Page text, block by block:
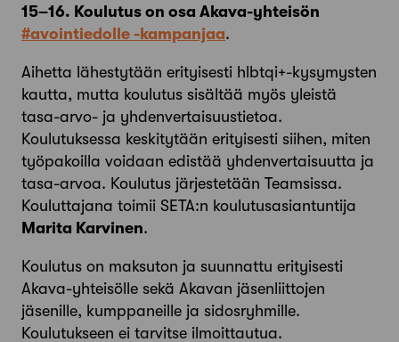
15–16. Koulutus on osa Akava-yhteisön
#avointiedolle -kampanjaa.
Aihetta lähestytään erityisesti hlbtqi+-kysymysten
kautta, mutta koulutus sisältää myös yleistä
tasa-arvo- ja yhdenvertaisuustietoa.
Koulutuksessa keskitytään erityisesti siihen, miten
työpakoilla voidaan edistää yhdenvertaisuutta ja
tasa-arvoa. Koulutus järjestetään Teamsissa.
Kouluttajana toimii SETA:n koulutusasiantuntija
Marita Karvinen.
Koulutus on maksuton ja suunnattu erityisesti
Akava-yhteisölle sekä Akavan jäsenliittojen
jäsenille, kumppaneille ja sidosryhmille.
Koulutukseen ei tarvitse ilmoittautua.